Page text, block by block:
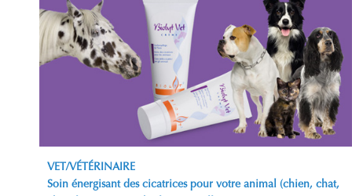
VET/VÉTÉRINAIRE
Soin énergisant des cicatrices pour votre animal (chien, chat,